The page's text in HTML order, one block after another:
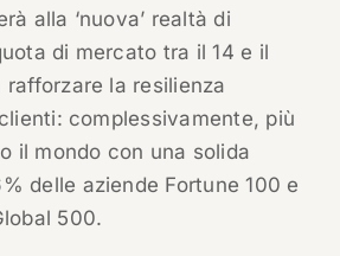
alla ‘nuova’ realtà di
di mercato tra il 14 e il
rafforzare la resilienza
complessivamente, più
il mondo con una solida
delle aziende Fortune 100 e
500.